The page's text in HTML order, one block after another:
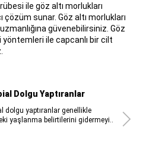
ile göz altı morlukları
çözüm sunar. Göz altı morlukları
güvenebilirsiniz. Göz
yöntemleri ile capcanlı bir cilt
Ben Aldırma Sonrası
ben aldırma sonrası hem